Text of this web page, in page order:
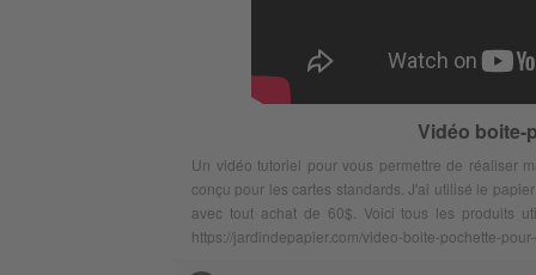
Vidéo boite-
Un vidéo tutoriel pour vous permettre de réaliser
conçu pour les cartes standards. J'ai utilisé le
avec tout achat de 60$. Voici tous les produits
https://jardindepapier.com/video-boite-pochette-